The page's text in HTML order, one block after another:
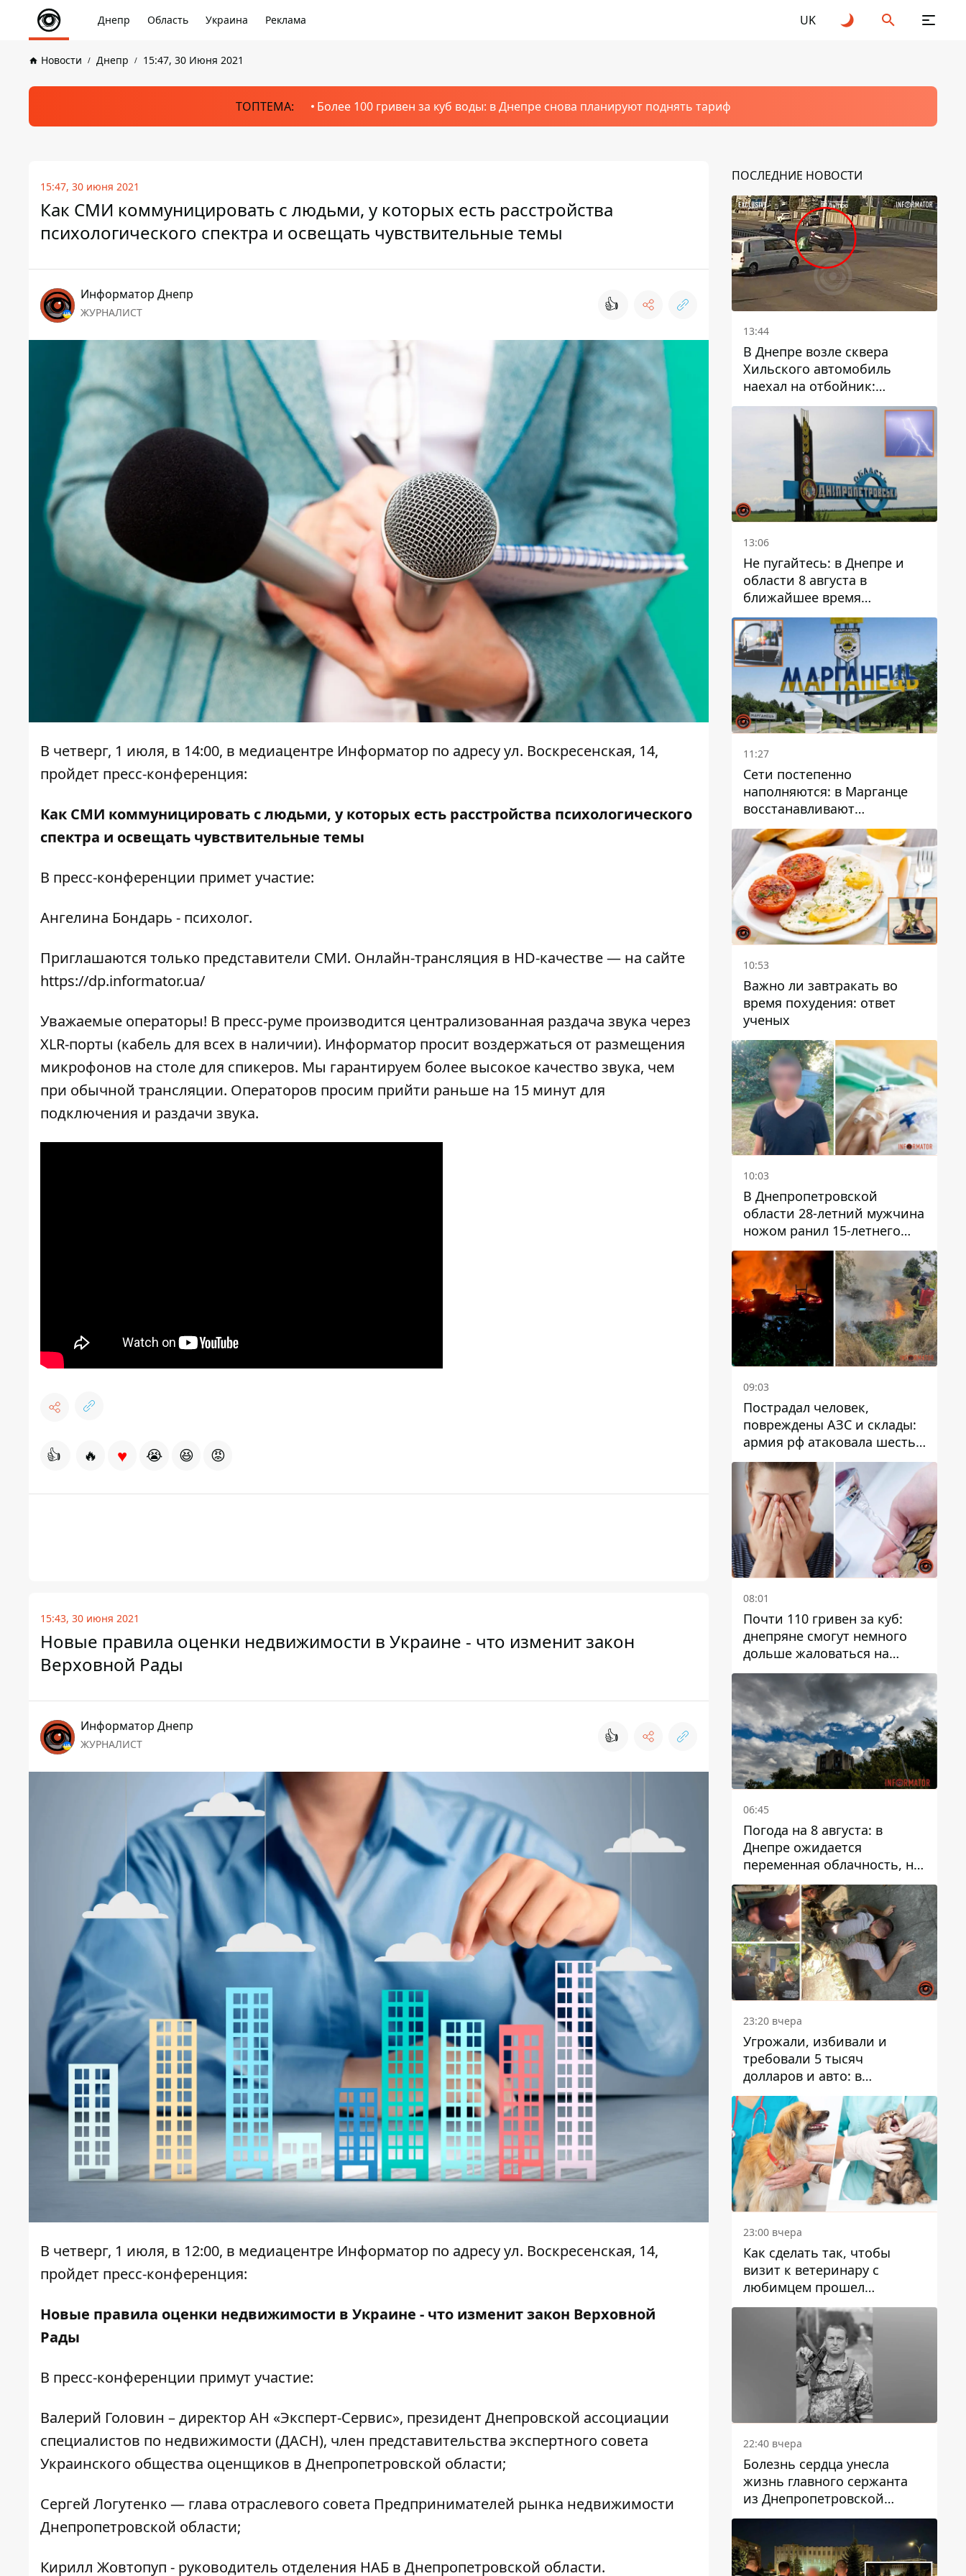
Днепр Область Украина Реклама UK
Новости Днепр 15:47, 30 Июня 2021
ТОПТЕМА: Более 100 гривен за куб воды: в Днепре снова планируют поднять тариф
15:47, 30 июня 2021
Как СМИ коммуницировать с людьми, у которых есть расстройства
психологического спектра и освещать чувствительные темы
Информатор Днепр
ЖУРНАЛИСТ 👍
В четверг, 1 июля, в 14:00, в медиацентре Информатор по адресу ул. Воскресенская, 14,
пройдет пресс-конференция:
Как СМИ коммуницировать с людьми, у которых есть расстройства психологического
спектра и освещать чувствительные темы
В пресс-конференции примет участие:
Ангелина Бондарь - психолог.
Приглашаются только представители СМИ. Онлайн-трансляция в HD-качестве — на сайте
https://dp.informator.ua/
Уважаемые операторы! В пресс-руме производится централизованная раздача звука через
XLR-порты (кабель для всех в наличии). Информатор просит воздержаться от размещения
микрофонов на столе для спикеров. Мы гарантируем более высокое качество звука, чем
при обычной трансляции. Операторов просим прийти раньше на 15 минут для
подключения и раздачи звука.
👍 🔥 ♥ 😭 😆 😡
15:43, 30 июня 2021
Новые правила оценки недвижимости в Украине - что изменит закон
Верховной Рады
Информатор Днепр
ЖУРНАЛИСТ 👍
В четверг, 1 июля, в 12:00, в медиацентре Информатор по адресу ул. Воскресенская, 14,
пройдет пресс-конференция:
Новые правила оценки недвижимости в Украине - что изменит закон Верховной
Рады
В пресс-конференции примут участие:
Валерий Головин – директор АН «Эксперт-Сервис», президент Днепровской ассоциации
специалистов по недвижимости (ДАСН), член представительства экспертного совета
Украинского общества оценщиков в Днепропетровской области;
Сергей Логутенко — глава отраслевого совета Предпринимателей рынка недвижимости
Днепропетровской области;
Кирилл Жовтопуп - руководитель отделения НАБ в Днепропетровской области.
ПОСЛЕДНИЕ НОВОСТИ
13:44
В Днепре возле сквера
Хильского автомобиль
наехал на отбойник:
момент происшествия
13:06
Не пугайтесь: в Днепре и
области 8 августа в
ближайшее время
ожидается гроза
11:27
Сети постепенно
наполняются: в Марганце
восстанавливают
водоснабжение
10:53
Важно ли завтракать во
время похудения: ответ
ученых
10:03
В Днепропетровской
области 28-летний мужчина
ножом ранил 15-летнего
парня
09:03
Пострадал человек,
повреждены АЗС и склады:
армия рф атаковала шесть
районов Днепропетровской
области
08:01
Почти 110 гривен за куб:
днепряне смогут немного
дольше жаловаться на
запланированные тарифы
на воду на 2027 год
06:45
Погода на 8 августа: в
Днепре ожидается
переменная облачность, но
может пойти дождь
23:20 вчера
Угрожали, избивали и
требовали 5 тысяч
долларов и авто: в
Павлограде задержали двух
мужчин
23:00 вчера
Как сделать так, чтобы
визит к ветеринару с
любимцем прошел
спокойно: простые советы
22:40 вчера
Болезнь сердца унесла
жизнь главного сержанта
из Днепропетровской
области Юрия Свистуна